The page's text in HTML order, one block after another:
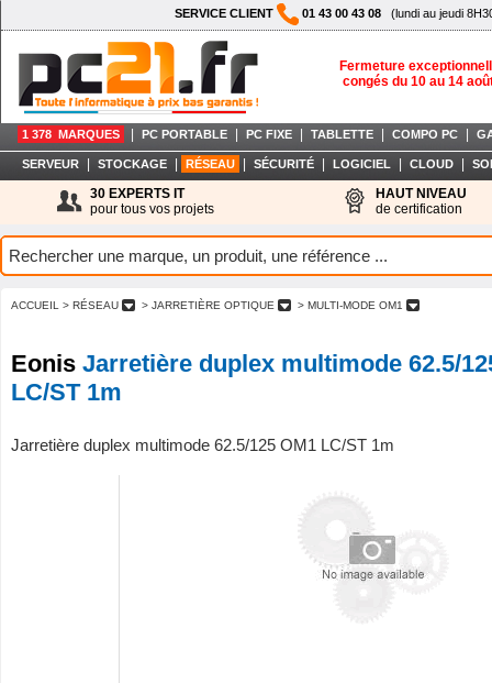
SERVICE CLIENT 01 43 00 43 08 (lundi au jeudi
Fermeture
congés du 10 au 14
1 378 MARQUES PC PORTABLE PC FIXE TABLETTE COMPO PC
SERVEUR STOCKAGE RÉSEAU SÉCURITÉ LOGICIEL CLOUD
30 EXPERTS IT
pour tous vos projets
HAUT NIVEAU
de certification
ACCUEIL > RÉSEAU > JARRETIÈRE OPTIQUE > MULTI-MODE OM1
Eonis Jarretière duplex multimode 62.5/
LC/ST 1m
Jarretière duplex multimode 62.5/125 OM1 LC/ST 1m